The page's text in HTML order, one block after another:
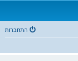
התחברות